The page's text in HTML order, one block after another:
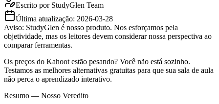
Escrito por StudyGlen Team
Última atualização: 2026-03-28
Aviso: StudyGlen é nosso produto. Nos esforçamos pela
objetividade, mas os leitores devem considerar nossa perspectiva ao
comparar ferramentas.
Os preços do Kahoot estão pesando? Você não está sozinho.
Testamos as melhores alternativas gratuitas para que sua sala de aula
não perca o aprendizado interativo.
Resumo — Nosso Veredito